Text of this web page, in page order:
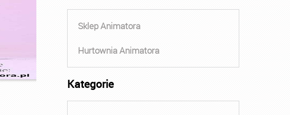
Sklep Animatora
Hurtownia Animatora
Kategorie